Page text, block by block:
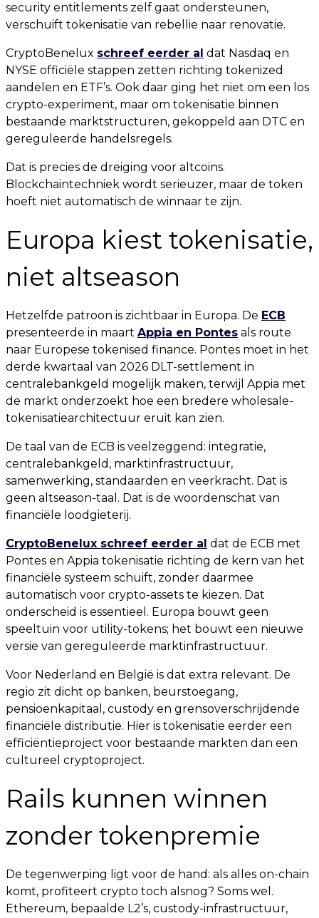
security entitlements zelf gaat ondersteunen,
verschuift tokenisatie van rebellie naar renovatie.
CryptoBenelux schreef eerder al dat Nasdaq en
NYSE officiële stappen zetten richting tokenized
aandelen en ETF’s. Ook daar ging het niet om een los
crypto-experiment, maar om tokenisatie binnen
bestaande marktstructuren, gekoppeld aan DTC en
gereguleerde handelsregels.
Dat is precies de dreiging voor altcoins.
Blockchaintechniek wordt serieuzer, maar de token
hoeft niet automatisch de winnaar te zijn.
Europa kiest tokenisatie,
niet altseason
Hetzelfde patroon is zichtbaar in Europa. De ECB
presenteerde in maart Appia en Pontes als route
naar Europese tokenised finance. Pontes moet in het
derde kwartaal van 2026 DLT-settlement in
centralebankgeld mogelijk maken, terwijl Appia met
de markt onderzoekt hoe een bredere wholesale-
tokenisatiearchitectuur eruit kan zien.
De taal van de ECB is veelzeggend: integratie,
centralebankgeld, marktinfrastructuur,
samenwerking, standaarden en veerkracht. Dat is
geen altseason-taal. Dat is de woordenschat van
financiële loodgieterij.
CryptoBenelux schreef eerder al dat de ECB met
Pontes en Appia tokenisatie richting de kern van het
financiële systeem schuift, zonder daarmee
automatisch voor crypto-assets te kiezen. Dat
onderscheid is essentieel. Europa bouwt geen
speeltuin voor utility-tokens; het bouwt een nieuwe
versie van gereguleerde marktinfrastructuur.
Voor Nederland en België is dat extra relevant. De
regio zit dicht op banken, beurstoegang,
pensioenkapitaal, custody en grensoverschrijdende
financiële distributie. Hier is tokenisatie eerder een
efficiëntieproject voor bestaande markten dan een
cultureel cryptoproject.
Rails kunnen winnen
zonder tokenpremie
De tegenwerping ligt voor de hand: als alles on-chain
komt, profiteert crypto toch alsnog? Soms wel.
Ethereum, bepaalde L2’s, custody-infrastructuur,